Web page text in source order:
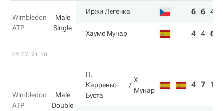
Wimbledon
ATP
Male
Single
Иржи Легечка 6 6 4
Хауме Мунар 4 4 6
02.07, 21:10
Wimbledon
ATP
Male
Double
П.
Карреньо-
Буста
Х.
Мунар
4 7 1